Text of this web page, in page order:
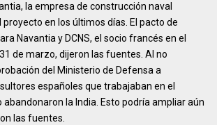
la empresa de construcción naval
en los últimos días. El pacto de
Navantia y DCNS, el socio francés en el
de marzo, dijeron las fuentes. Al no
del Ministerio de Defensa a
españoles que trabajaban en el
la India. Esto podría ampliar aún
las fuentes.